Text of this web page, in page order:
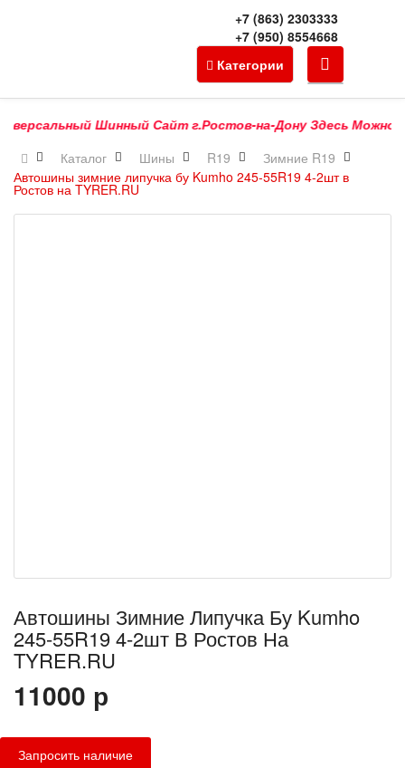
+7 (863) 2303333
+7 (950) 8554668
Категории
Шинный Сайт г.Ростов-на-Дону Здесь Можно
Каталог
Шины R19
Зимние R19
Автошины зимние липучка бу Kumho 245-55R19 4-2шт в
Ростов на TYRER.RU
Автошины Зимние Липучка Бу Kumho
245-55R19 4-2шт В Ростов На
TYRER.RU
11000 р